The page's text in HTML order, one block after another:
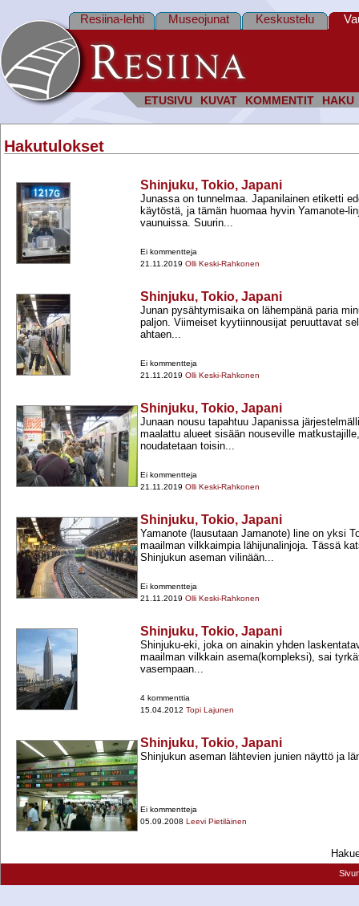
ETUSIVU KUVAT KOMMENTIT HAKU
Resiina-lehti Museojunat Keskustelu
Hakutulokset
Shinjuku, Tokio, Japani
Junassa on tunnelmaa. Japanilainen etiketti
käytöstä, ja tämän huomaa hyvin Yamanote-​
vaunuissa. Suurin...
Ei kommentteja
21.11.2019 Olli Keski-Rahkonen
Shinjuku, Tokio, Japani
Junan pysähtymisaika on lähempänä paria
paljon. Viimeiset kyytiinnousijat peruuttavat
ahtaen...
Ei kommentteja
21.11.2019 Olli Keski-Rahkonen
Shinjuku, Tokio, Japani
Junaan nousu tapahtuu Japanissa
maalattu alueet sisään nouseville
noudatetaan toisin...
Ei kommentteja
21.11.2019 Olli Keski-Rahkonen
Shinjuku, Tokio, Japani
Yamanote (lausutaan Jamanote) line on yksi
maailman vilkkaimpia lähijunalinjoja. Tässä
Shinjukun aseman vilinään...
Ei kommentteja
21.11.2019 Olli Keski-Rahkonen
Shinjuku, Tokio, Japani
Shinjuku-​eki, joka on ainakin yhden
maailman vilkkain asema(kompleksi), sai
vasempaan...
4 kommenttia
15.04.2012 Topi Lajunen
Shinjuku, Tokio, Japani
Shinjukun aseman lähtevien junien näyttö ja
Ei kommentteja
05.09.2008 Leevi Pietiläinen